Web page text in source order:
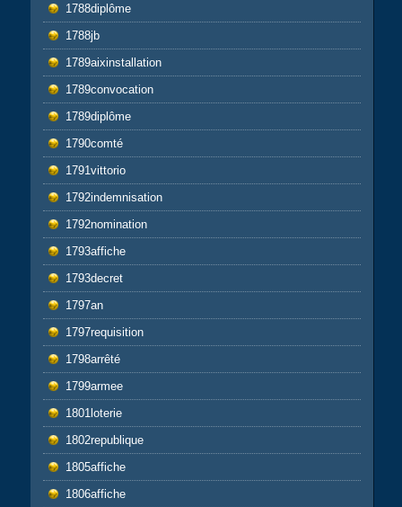
1788diplôme
1788jb
1789aixinstallation
1789convocation
1789diplôme
1790comté
1791vittorio
1792indemnisation
1792nomination
1793affiche
1793decret
1797an
1797requisition
1798arrêté
1799armee
1801loterie
1802republique
1805affiche
1806affiche